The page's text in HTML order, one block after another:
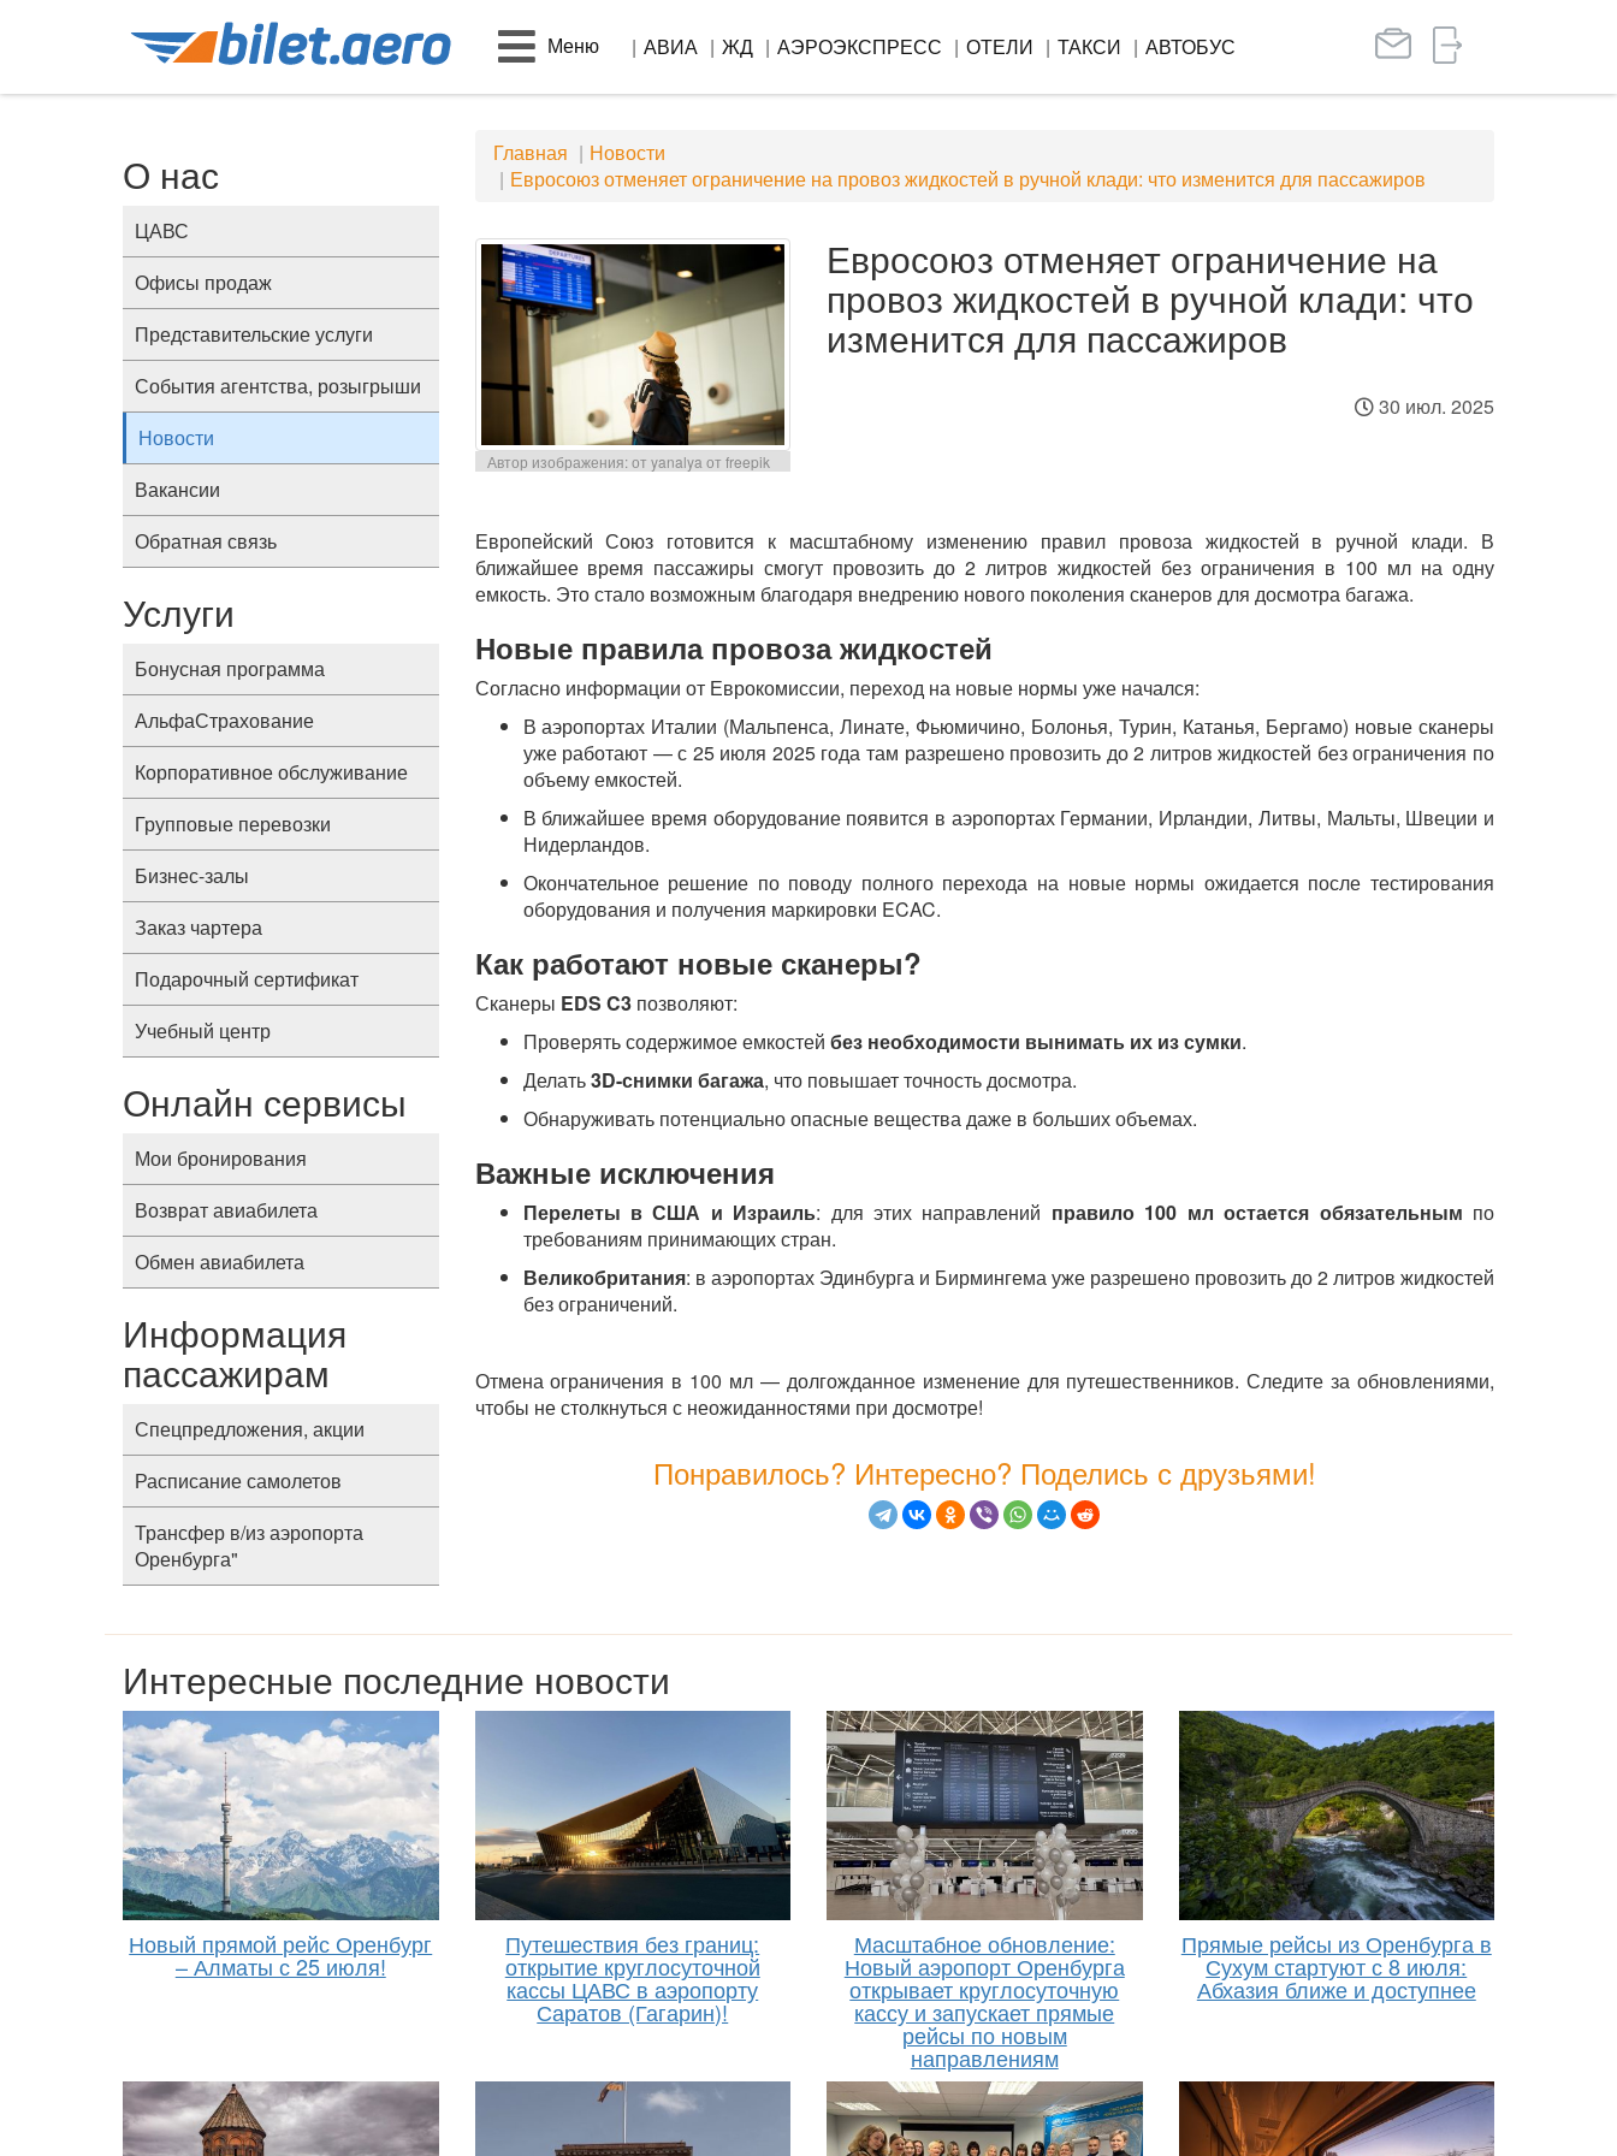
Меню АВИА ЖД АЭРОЭКСПРЕСС ОТЕЛИ ТАКСИ АВТОБУС
О нас
ЦАВС
Офисы продаж
Представительские услуги
События агентства, розыгрыши
Новости
Вакансии
Обратная связь
Услуги
Бонусная программа
АльфаСтрахование
Корпоративное обслуживание
Групповые перевозки
Бизнес-залы
Заказ чартера
Подарочный сертификат
Учебный центр
Онлайн сервисы
Мои бронирования
Возврат авиабилета
Обмен авиабилета
Информация
пассажирам
Спецпредложения, акции
Расписание самолетов
Трансфер в/из аэропорта
Оренбурга"
Главная
Новости
Евросоюз отменяет ограничение на провоз жидкостей в ручной клади: что изменится для пассажиров
Автор изображения: от yanalya от freepik
Евросоюз отменяет ограничение на
провоз жидкостей в ручной клади: что
изменится для пассажиров
30 июл. 2025
Европейский Союз готовится к масштабному изменению правил провоза жидкостей в ручной клади. В
ближайшее время пассажиры смогут провозить до 2 литров жидкостей без ограничения в 100 мл на одну
емкость. Это стало возможным благодаря внедрению нового поколения сканеров для досмотра багажа.
Новые правила провоза жидкостей
Согласно информации от Еврокомиссии, переход на новые нормы уже начался:
В аэропортах Италии (Мальпенса, Линате, Фьюмичино, Болонья, Турин, Катанья, Бергамо) новые сканеры
уже работают — с 25 июля 2025 года там разрешено провозить до 2 литров жидкостей без ограничения по
объему емкостей.
В ближайшее время оборудование появится в аэропортах Германии, Ирландии, Литвы, Мальты, Швеции и
Нидерландов.
Окончательное решение по поводу полного перехода на новые нормы ожидается после тестирования
оборудования и получения маркировки ECAC.
Как работают новые сканеры?
Сканеры EDS C3позволяют:
Проверять содержимое емкостей без необходимости вынимать их из сумки.
Делать3D-снимки багажа, что повышает точность досмотра.
Обнаруживать потенциально опасные вещества даже в больших объемах.
Важные исключения
Перелеты в США и Израиль: для этих направлений правило 100 мл остается обязательным по
требованиям принимающих стран.
Великобритания: в аэропортах Эдинбурга и Бирмингема уже разрешено провозить до 2 литров жидкостей
без ограничений.
Отмена ограничения в 100 мл — долгожданное изменение для путешественников. Следите за обновлениями,
чтобы не столкнуться с неожиданностями при досмотре!
Понравилось? Интересно? Поделись с друзьями!
Интересные последние новости
Новый прямой рейс Оренбург
– Алматы с 25 июля!
Путешествия без границ:
открытие круглосуточной
кассы ЦАВС в аэропорту
Саратов (Гагарин)!
Масштабное обновление:
Новый аэропорт Оренбурга
открывает круглосуточную
кассу и запускает прямые
рейсы по новым
направлениям
Прямые рейсы из Оренбурга в
Сухум стартуют с 8 июля:
Абхазия ближе и доступнее